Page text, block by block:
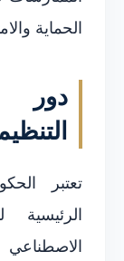
الحماية
دور
تعتبر
الرئيسية